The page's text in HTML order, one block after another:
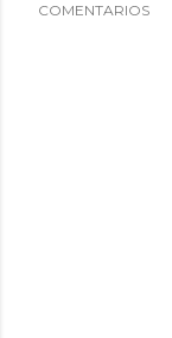
COMENTARIOS